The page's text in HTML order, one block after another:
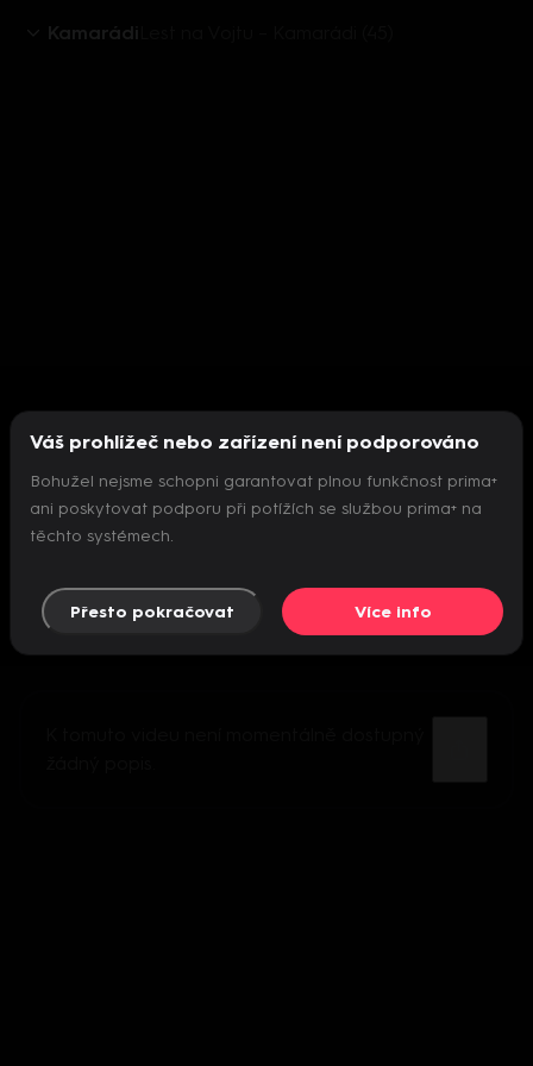
Kamarádi
Nepodařilo se inicializovat přehrávač
Váš prohlížeč nebo zařízení není podporováno
Bohužel nejsme schopni garantovat plnou funkčnost prima+
ani poskytovat podporu při potížích se službou prima+ na
těchto systémech.
Přesto pokračovat Více info